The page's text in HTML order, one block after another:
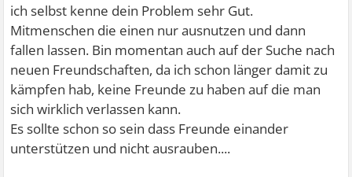
ich selbst kenne dein Problem sehr Gut.
Mitmenschen die einen nur ausnutzen und dann
fallen lassen. Bin momentan auch auf der Suche nach
neuen Freundschaften, da ich schon länger damit zu
kämpfen hab, keine Freunde zu haben auf die man
sich wirklich verlassen kann.
Es sollte schon so sein dass Freunde einander
unterstützen und nicht ausrauben....